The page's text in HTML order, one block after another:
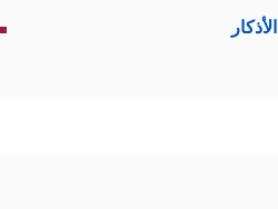
الأذكار